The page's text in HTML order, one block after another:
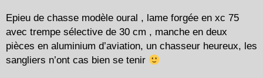
Epieu de chasse modèle oural , lame forgée en xc 75
avec trempe sélective de 30 cm , manche en deux
pièces en aluminium d’aviation, un chasseur heureux, les
sangliers n’ont cas bien se tenir